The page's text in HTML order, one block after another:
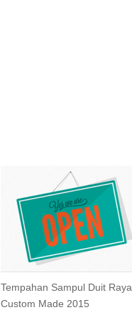
Tempahan Sampul Duit Raya
Custom Made 2015